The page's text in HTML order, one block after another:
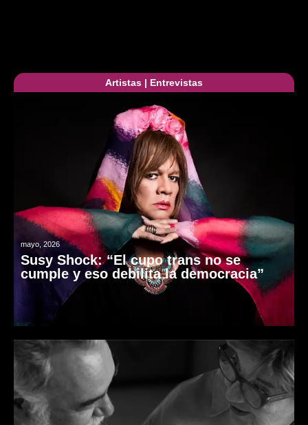
Artistas | Entrevistas
mayo, 2026
Susy Shock: “El cupo trans no se
cumple y eso debilita la democracia”